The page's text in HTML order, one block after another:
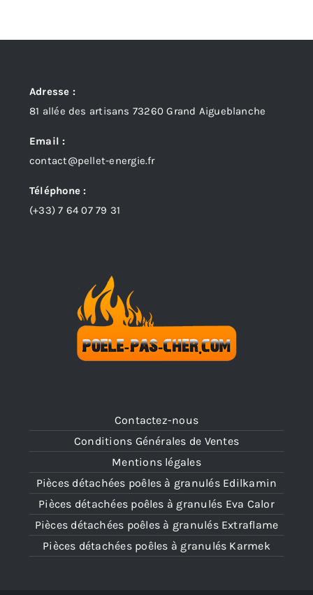
Contactez-nous
Conditions Générales de Ventes
Mentions légales
Pièces détachées poêles à granulés Edilkamin
Pièces détachées poêles à granulés Eva Calor
Pièces détachées poêles à granulés Extraflame
Pièces détachées poêles à granulés Karmek
Adresse :
81 allée des artisans 73260 Grand Aigueblanche
Email :
contact@pellet-energie.fr
Téléphone :
(+33)7 64 07 79 31